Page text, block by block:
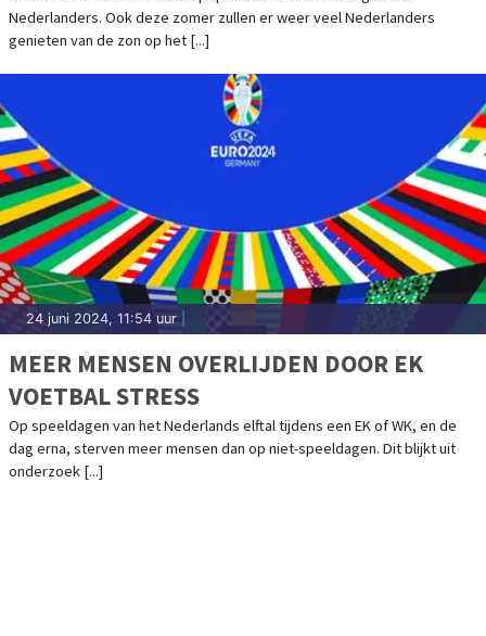
Nederlanders. Ook deze zomer zullen er weer veel Nederlanders
genieten van de zon op het [...]
24 juni 2024, 11:54 uur
MEER MENSEN OVERLIJDEN DOOR EK
VOETBAL STRESS
Op speeldagen van het Nederlands elftal tijdens een EK of WK, en de
dag erna, sterven meer mensen dan op niet-speeldagen. Dit blijkt uit
onderzoek [...]